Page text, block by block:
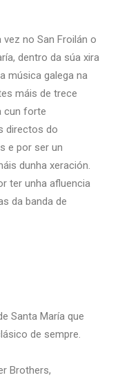
no San Froilán o
dentro da súa xira
música galega na
máis de trece
cun forte
directos do
e por ser un
dunha xeración.
ter unha afluencia
da banda de
Santa María que
de sempre.
Brothers,